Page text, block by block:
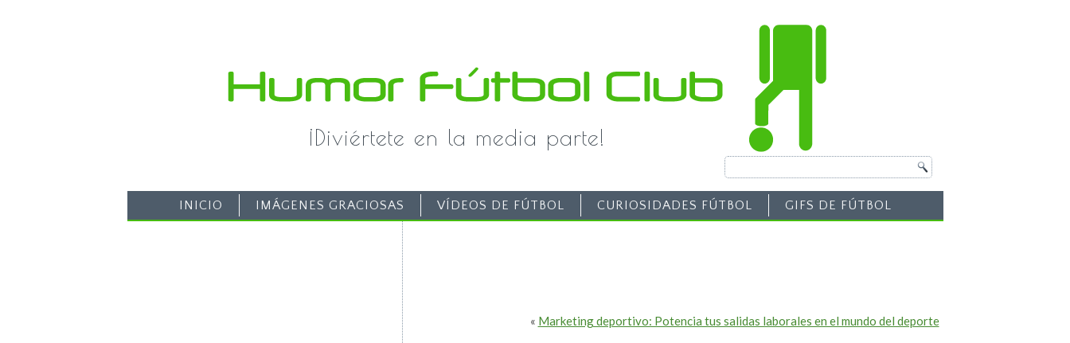
¡Diviértete en la media parte!
INICIO IMÁGENES GRACIOSAS VÍDEOS DE FÚTBOL CURIOSIDADES FÚTBOL GIFS DE FÚTBOL
« Marketing deportivo: Potencia tus salidas laborales en el mundo del deporte